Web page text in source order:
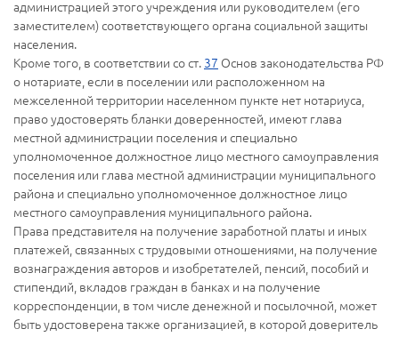
администрацией этого учреждения или руководителем (его
заместителем) соответствующего органа социальной защиты
населения.
Кроме того, в соответствии со ст. 37 Основ законодательства РФ
о нотариате, если в поселении или расположенном на
межселенной территории населенном пункте нет нотариуса,
право удостоверять бланки доверенностей, имеют глава
местной администрации поселения и специально
уполномоченное должностное лицо местного самоуправления
поселения или глава местной администрации муниципального
района и специально уполномоченное должностное лицо
местного самоуправления муниципального района.
Права представителя на получение заработной платы и иных
платежей, связанных с трудовыми отношениями, на получение
вознаграждения авторов и изобретателей, пенсий, пособий и
стипендий, вкладов граждан в банках и на получение
корреспонденции, в том числе денежной и посылочной, может
быть удостоверена также организацией, в которой доверитель